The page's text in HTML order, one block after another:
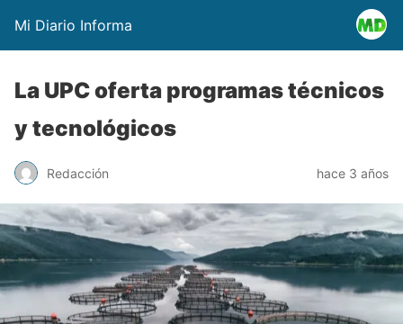
Mi Diario Informa
La UPC oferta programas técnicos
y tecnológicos
Redacción hace 3 años